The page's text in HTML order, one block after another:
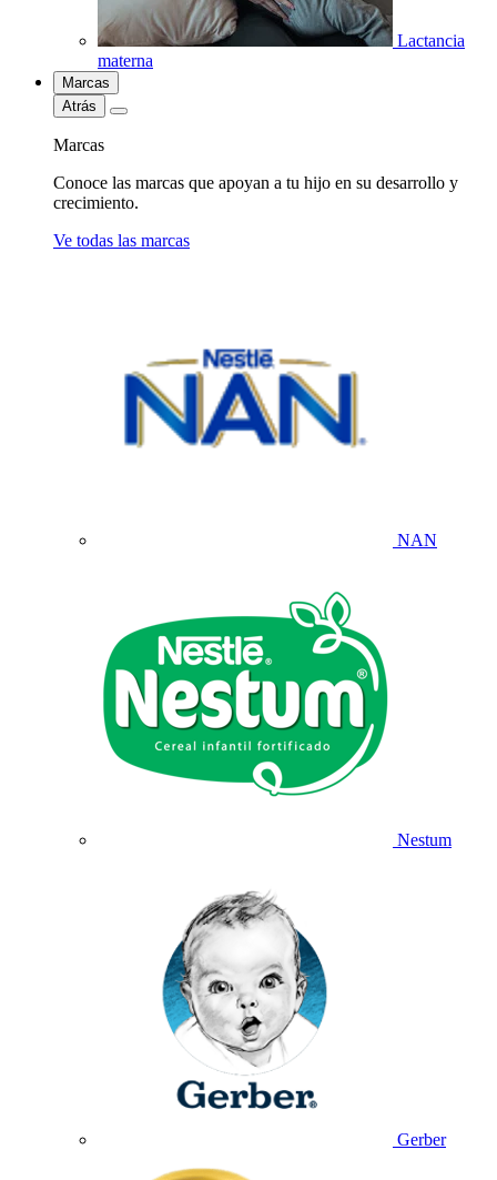
Lactancia
materna
Marcas
Atrás
Marcas
Conoce las marcas que apoyan a tu hijo en su desarrollo y
crecimiento.
Ve todas las marcas
NAN
Nestum
Gerber